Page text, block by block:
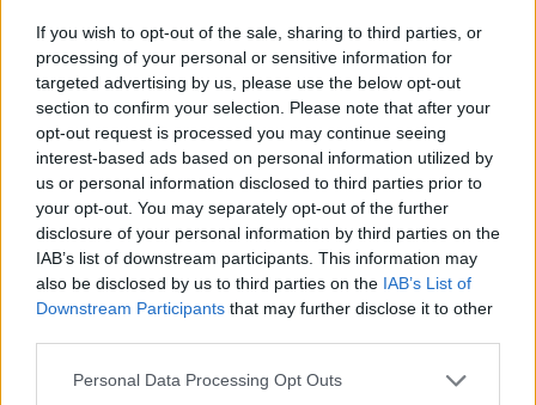
If you wish to opt-out of the sale, sharing to third parties, or
processing of your personal or sensitive information for
targeted advertising by us, please use the below opt-out
section to confirm your selection. Please note that after your
opt-out request is processed you may continue seeing
interest-based ads based on personal information utilized by
us or personal information disclosed to third parties prior to
your opt-out. You may separately opt-out of the further
disclosure of your personal information by third parties on the
IAB’s list of downstream participants. This information may
also be disclosed by us to third parties on the IAB’s List of
Downstream Participants that may further disclose it to other
Personal Data Processing Opt Outs
frissítve